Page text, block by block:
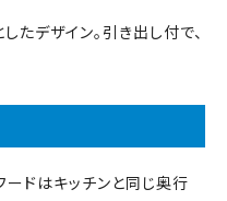
たデザイン。引き出し付で、
ードはキッチンと同じ奥行